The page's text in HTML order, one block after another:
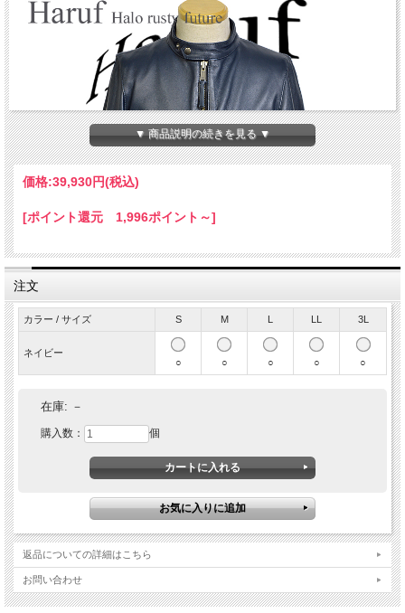
おしゃれなネイビーカラーが映える本革レザー ライダー
スジャケット。 強度があるのにやわらかい高級素材、牛
革グレインレザーのUKシングルライダースジャケットで
す。すっきりとしたかっこいいシルエットが特徴で着込
▼ 商品説明の続きを見る ▼
価格:39,930円(税込)
[ポイント還元 1,996ポイント～]
注文
カラー / サイズ S M 3L
ネイビー
○
○ ○ ○ ○
在庫: －
購入数： 個
返品についての詳細はこちら
お問い合わせ